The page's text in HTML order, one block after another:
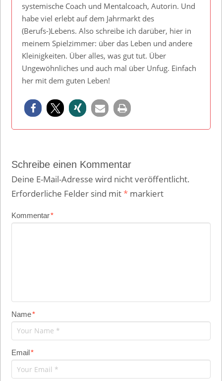
systemische Coach und Mentalcoach, Autorin. Und
habe viel erlebt auf dem Jahrmarkt des
(Berufs-)Lebens. Also schreibe ich darüber, hier in
meinem Spielzimmer: über das Leben und andere
Kleinigkeiten. Über alles, was gut tut. Über
Ungewöhnliches und auch mal über Unfug. Einfach
her mit dem guten Leben!
Schreibe einen Kommentar
Deine E-Mail-Adresse wird nicht veröffentlicht.
Erforderliche Felder sind mit * markiert
Kommentar*
Name*
Email*